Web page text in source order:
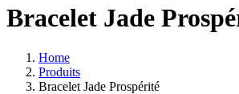
Bracelet Jade
Home
Produits
Bracelet Jade Prospérité